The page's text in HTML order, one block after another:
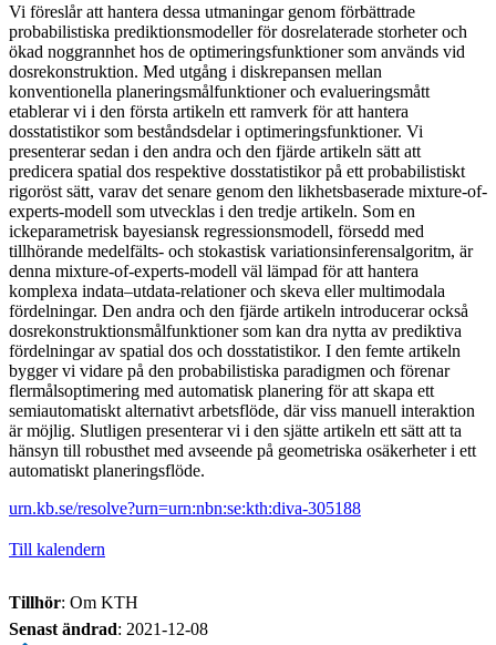
Vi föreslår att hantera dessa utmaningar genom förbättrade
probabilistiska prediktionsmodeller för dosrelaterade storheter och
ökad noggrannhet hos de optimeringsfunktioner som används vid
dosrekonstruktion. Med utgång i diskrepansen mellan
konventionella planeringsmålfunktioner och evalueringsmått
etablerar vi i den första artikeln ett ramverk för att hantera
dosstatistikor som beståndsdelar i optimeringsfunktioner. Vi
presenterar sedan i den andra och den fjärde artikeln sätt att
predicera spatial dos respektive dosstatistikor på ett probabilistiskt
rigoröst sätt, varav det senare genom den likhetsbaserade mixture-of-
experts-modell som utvecklas i den tredje artikeln. Som en
ickeparametrisk bayesiansk regressionsmodell, försedd med
tillhörande medelfälts- och stokastisk variationsinferensalgoritm, är
denna mixture-of-experts-modell väl lämpad för att hantera
komplexa indata–utdata-relationer och skeva eller multimodala
fördelningar. Den andra och den fjärde artikeln introducerar också
dosrekonstruktionsmålfunktioner som kan dra nytta av prediktiva
fördelningar av spatial dos och dosstatistikor. I den femte artikeln
bygger vi vidare på den probabilistiska paradigmen och förenar
flermålsoptimering med automatisk planering för att skapa ett
semiautomatiskt alternativt arbetsflöde, där viss manuell interaktion
är möjlig. Slutligen presenterar vi i den sjätte artikeln ett sätt att ta
hänsyn till robusthet med avseende på geometriska osäkerheter i ett
automatiskt planeringsflöde.
urn.kb.se/resolve?urn=urn:nbn:se:kth:diva-305188
Till kalendern
Tillhör: Om KTH
Senast ändrad: 2021-12-08